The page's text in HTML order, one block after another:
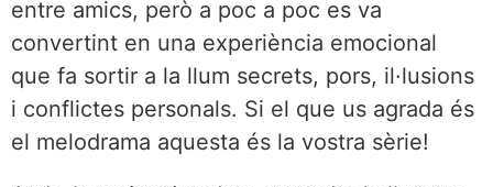
entre amics, però a poc a poc es va
convertint en una experiència emocional
que fa sortir a la llum secrets, pors, il·lusions
i conflictes personals. Si el que us agrada és
el melodrama aquesta és la vostra sèrie!